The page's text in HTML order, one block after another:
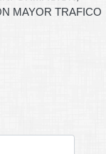
MAYOR TRAFICO